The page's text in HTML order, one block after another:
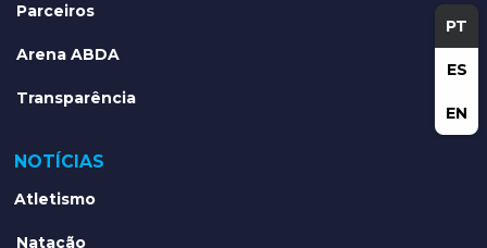
PT
ES
EN
Parceiros
Arena ABDA
Transparência
NOTÍCIAS
Atletismo
Natação